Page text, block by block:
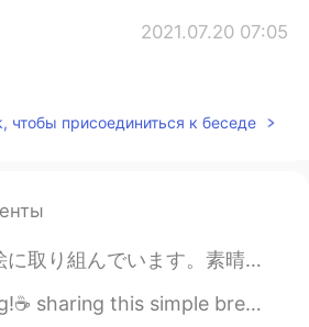
2021.07.20 07:05
うなんですね！アドバイスあ
2021.06.27 18:36
чтобы присоединиться к беседе
をお過ごしください ✨🎨 Colors are my passion... Work in this piece! Have an amazing...
breakfast! 💛 hope y’all have had a great day! . local sourdo...